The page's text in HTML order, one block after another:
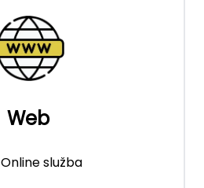
Web
Online služba